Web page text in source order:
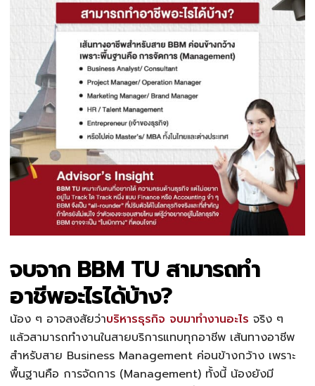
จบจาก BBM TU สามารถทำ
อาชีพอะไรได้บ้าง?
น้อง ๆ อาจสงสัยว่าบริหารธุรกิจ จบมาทํางานอะไร จริง ๆ
แล้วสามารถทำงานในสายบริการแทบทุกอาชีพ เส้นทางอาชีพ
สำหรับสาย Business Management ค่อนข้างกว้าง เพราะ
พื้นฐานคือ การจัดการ (Management) ทั้งนี้ น้องยังมี